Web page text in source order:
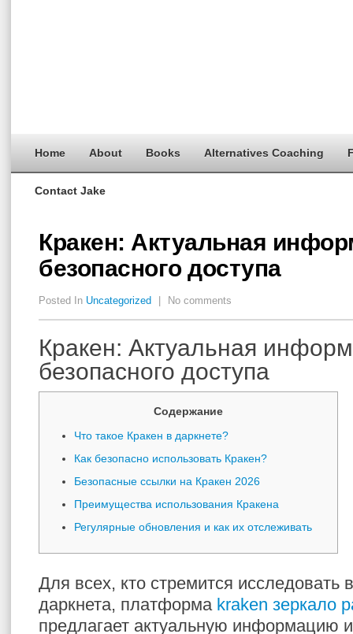
Home About Books Alternatives Coaching
Contact Jake
Кракен: Актуальная
безопасного доступа
Posted In Uncategorized No comments
Кракен: Актуальная
безопасного доступа
Содержание
Что такое Кракен в даркнете?
Как безопасно использовать Кракен?
Безопасные ссылки на Кракен 2026
Преимущества использования Кракена
Регулярные обновления и как их отслеживать
Для всех, кто стремится исследовать
даркнета, платформа kraken зеркало
предлагает актуальную информацию